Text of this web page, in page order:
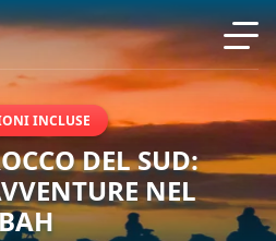
INCLUSE
DEL SUD:
NEL